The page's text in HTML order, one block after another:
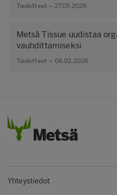
Tiedotteet – 27.05.2026
Metsä Tissue uudistaa
vauhdittamiseksi
Tiedotteet – 06.02.2026
Yhteystiedot